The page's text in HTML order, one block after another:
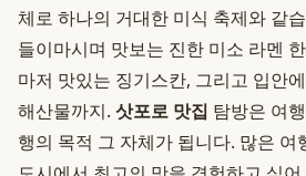
체로 하나의 거대한 미식 축제와 같
들이마시며 맛보는 진한 미소 라멘
마저 맛있는 징기스칸, 그리고 입안
해산물까지. 삿포로 맛집 탐방은 여
행의 목적 그 자체가 됩니다. 많은 여